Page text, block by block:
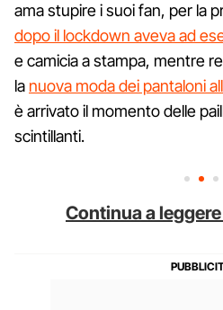
ama stupire i suoi fan, per la
dopo il lockdown aveva ad
e camicia a stampa, mentre
la nuova moda dei pantaloni
è arrivato il momento delle
scintillanti.
Continua a